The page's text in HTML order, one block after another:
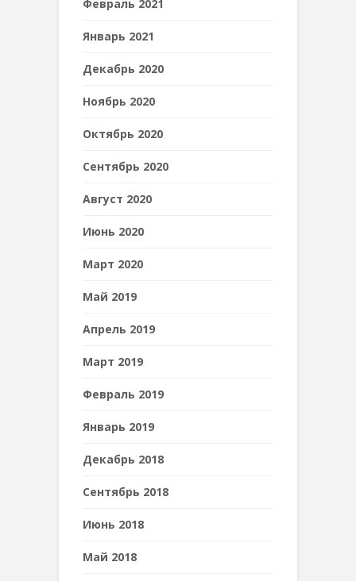
Февраль 2021
Январь 2021
Декабрь 2020
Ноябрь 2020
Октябрь 2020
Сентябрь 2020
Август 2020
Июнь 2020
Март 2020
Май 2019
Апрель 2019
Март 2019
Февраль 2019
Январь 2019
Декабрь 2018
Сентябрь 2018
Июнь 2018
Май 2018